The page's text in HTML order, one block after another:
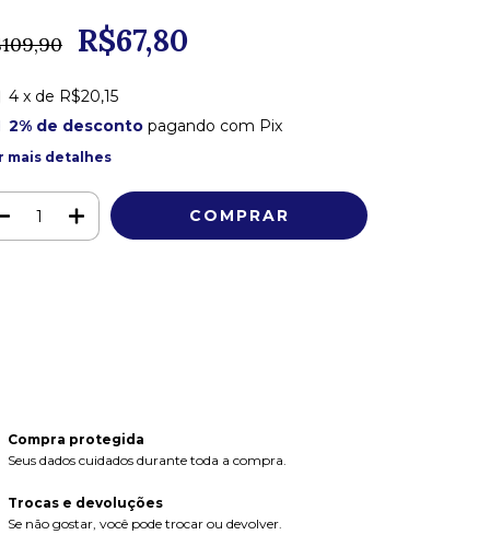
R$67,80
4 x de R$20,15
2% de descontopagando com Pix
mais detalhes
Compra protegida
Seus dados cuidados durante toda a compra.
Trocas e devoluções
Se não gostar, você pode trocar ou devolver.